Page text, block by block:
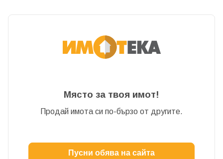
Място за твоя имот!
Продай имота си по-бързо от другите.
Пусни обява на сайта